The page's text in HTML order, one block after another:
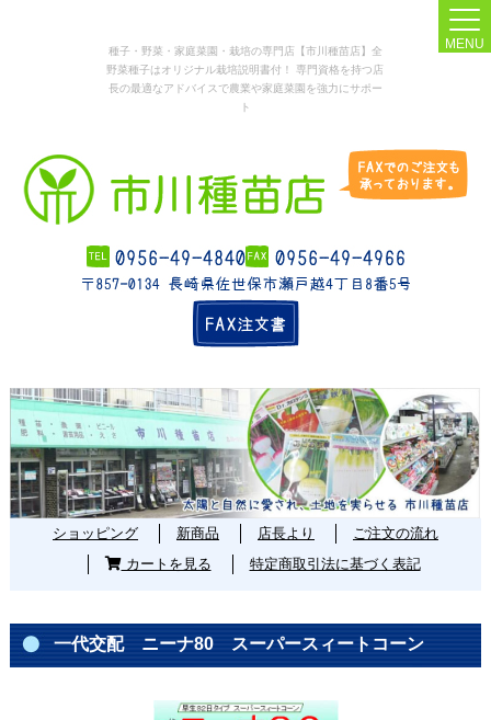
種子・野菜・家庭菜園・栽培の専門店【市川種苗店】全
野菜種子はオリジナル栽培説明書付！ 専門資格を持つ店
長の最適なアドバイスで農業や家庭菜園を強力にサポー
ト
MENU
ショッピング 新商品 店長より
ご注文の流れ
カートを見る
特定商取引法に基づく表記
一代交配 ニーナ80 スーパースィートコーン